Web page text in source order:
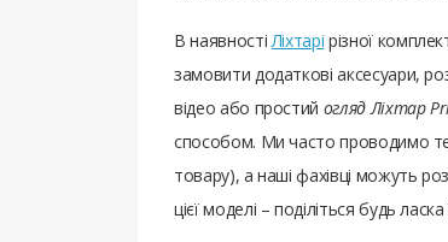
В наявності Ліхтарі різної
замовити додаткові аксесуари,
відео або простий огляд Ліхтар
способом. Ми часто проводимо
товару), а наші фахівці можуть
цієї моделі – поділіться будь